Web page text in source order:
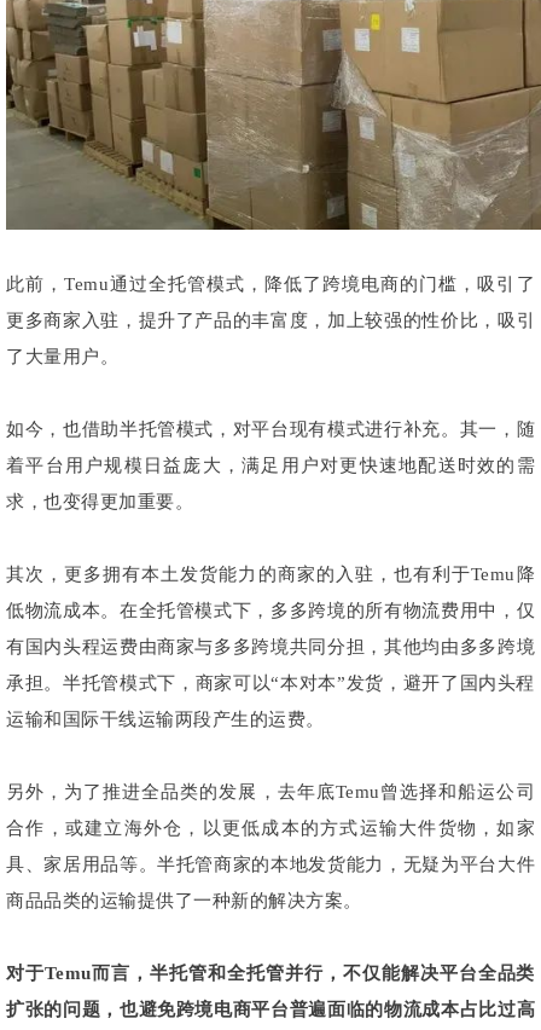
此前，Temu通过全托管模式，降低了跨境电商的门槛，吸引了
更多商家入驻，提升了产品的丰富度，加上较强的性价比，吸引
了大量用户。
如今，也借助半托管模式，对平台现有模式进行补充。其一，随
着平台用户规模日益庞大，满足用户对更快速地配送时效的需
求，也变得更加重要。
其次，更多拥有本土发货能力的商家的入驻，也有利于Temu降
低物流成本。在全托管模式下，多多跨境的所有物流费用中，仅
有国内头程运费由商家与多多跨境共同分担，其他均由多多跨境
承担。半托管模式下，商家可以“本对本”发货，避开了国内头程
运输和国际干线运输两段产生的运费。
另外，为了推进全品类的发展，去年底Temu曾选择和船运公司
合作，或建立海外仓，以更低成本的方式运输大件货物，如家
具、家居用品等。半托管商家的本地发货能力，无疑为平台大件
商品品类的运输提供了一种新的解决方案。
对于Temu而言，半托管和全托管并行，不仅能解决平台全品类
扩张的问题，也避免跨境电商平台普遍面临的物流成本占比过高